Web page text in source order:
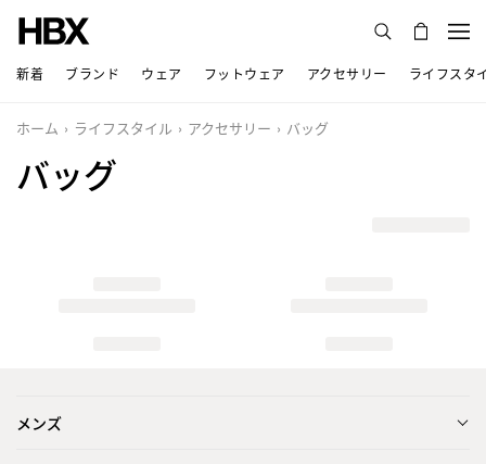
新着 ブランド ウェア フットウェア アクセサリー ライフスタ
ホーム ライフスタイル アクセサリー バッグ
バッグ
メンズ